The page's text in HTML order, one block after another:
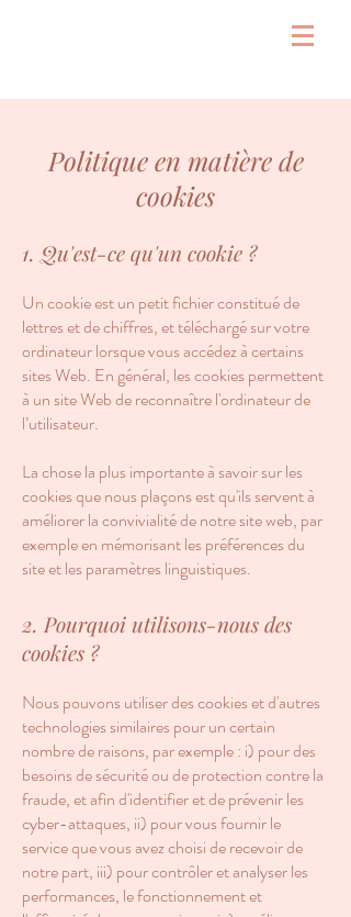
Politique en matière de
cookies
1. Qu'est-ce qu'un cookie ?
Un cookie est un petit fichier constitué de
lettres et de chiffres, et téléchargé sur votre
ordinateur lorsque vous accédez à certains
sites Web. En général, les cookies permettent
à un site Web de reconnaître l'ordinateur de
l’utilisateur.
La chose la plus importante à savoir sur les
cookies que nous plaçons est qu'ils servent à
améliorer la convivialité de notre site web, par
exemple en mémorisant les préférences du
site et les paramètres linguistiques.
2. Pourquoi utilisons-nous des
cookies ?
Nous pouvons utiliser des cookies et d'autres
technologies similaires pour un certain
nombre de raisons, par exemple : i) pour des
besoins de sécurité ou de protection contre la
fraude, et afin d'identifier et de prévenir les
cyber-attaques, ii) pour vous fournir le
service que vous avez choisi de recevoir de
notre part, iii) pour contrôler et analyser les
performances, le fonctionnement et